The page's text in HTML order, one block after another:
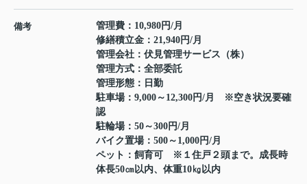
備考
管理費：10,980円/月
修繕積立金：21,940円/月
管理会社：伏見管理サービス（株）
管理方式：全部委託
管理形態：日勤
駐車場：9,000～12,300円/月 ※空き状況要確
認
駐輪場：50～300円/月
バイク置場：500～1,000円/月
ペット：飼育可 ※１住戸２頭まで。成長時
体長50㎝以内、体重10㎏以内